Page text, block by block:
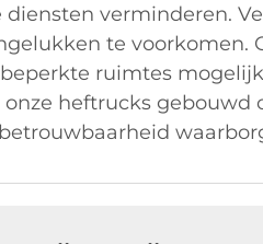
verminderen.
te voorkomen.
ruimtes
heftrucks gebouwd